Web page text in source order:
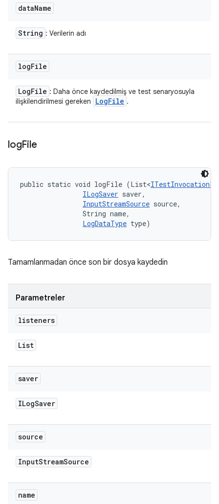
dataName
String : Verilerin adı
logFile
LogFile : Daha önce kaydedilmiş ve test senaryosuyla
ilişkilendirilmesi gereken
LogFile .
logFile
public static void logFile (List<
ILogSaver saver,
InputStreamSource source,
                String name,
LogDataType type)
Tamamlanmadan önce son bir dosya kaydedin
Parametreler
listeners
List
saver
ILogSaver
source
InputStreamSource
name